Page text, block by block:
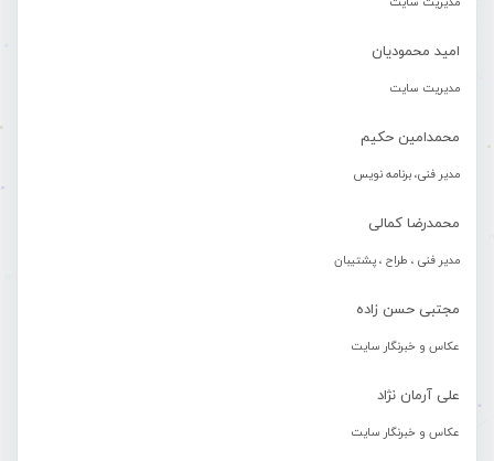
امید محمودیان
مدیریت سایت
محمدامین حکیم
مدیر فنی، برنامه نویس
محمدرضا کمالی
مدیر فنی ، طراح ، پشتیبان
مجتبی حسن زاده
عکاس و خبرنگار سایت
علی آرمان نژاد
عکاس و خبرنگار سایت